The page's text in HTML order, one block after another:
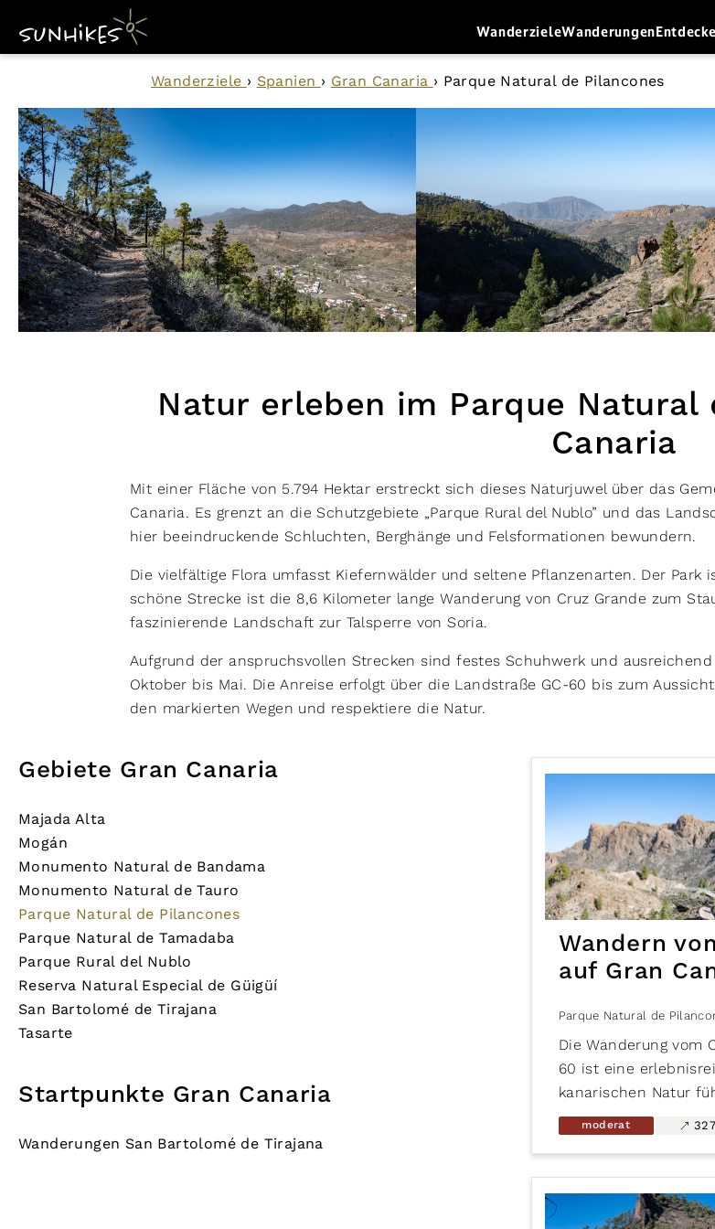
WanderzieleWanderungen
Wanderziele › Spanien › Gran Canaria › Parque Natural de Pilancones
Natur erleben im Parque Natural
Canaria
Mit einer Fläche von 5.794 Hektar erstreckt sich dieses Naturjuwel über das
Canaria. Es grenzt an die Schutzgebiete „Parque Rural del Nublo” und das
hier beeindruckende Schluchten, Berghänge und Felsformationen bewundern.
Die vielfältige Flora umfasst Kiefernwälder und seltene Pflanzenarten. Der Park
schöne Strecke ist die 8,6 Kilometer lange Wanderung von Cruz Grande zum
faszinierende Landschaft zur Talsperre von Soria.
Aufgrund der anspruchsvollen Strecken sind festes Schuhwerk und
Oktober bis Mai. Die Anreise erfolgt über die Landstraße GC-60 bis zum
den markierten Wegen und respektiere die Natur.
Gebiete Gran Canaria
Majada Alta
Mogán
Monumento Natural de Bandama
Monumento Natural de Tauro
Parque Natural de Pilancones
Parque Natural de Tamadaba
Parque Rural del Nublo
Reserva Natural Especial de Güigüí
San Bartolomé de Tirajana
Tasarte
Startpunkte Gran Canaria
Wanderungen San Bartolomé de Tirajana
Wandern
auf Gran
Parque Natural de
Die Wanderung vom
60 ist eine
kanarischen Natur
Wandererlebnis für
Der Wanderweg
Der Zugang erfolgt
moderat